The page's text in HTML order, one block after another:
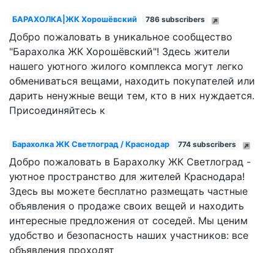
БАРАХОЛКА|ЖК Хорошёвский 786 subscribers
Добро пожаловать в уникальное сообщество
"Барахолка ЖК Хорошёвский"! Здесь жители
нашего уютного жилого комплекса могут легко
обмениваться вещами, находить покупателей или
дарить ненужные вещи тем, кто в них нуждается.
Присоединяйтесь к
Барахолка ЖК Светлоград / Краснодар 774 subscribers
Добро пожаловать в Барахолку ЖК Светлоград -
уютное пространство для жителей Краснодара!
Здесь вы можете бесплатно размещать частные
объявления о продаже своих вещей и находить
интересные предложения от соседей. Мы ценим
удобство и безопасность наших участников: все
объявления проходят